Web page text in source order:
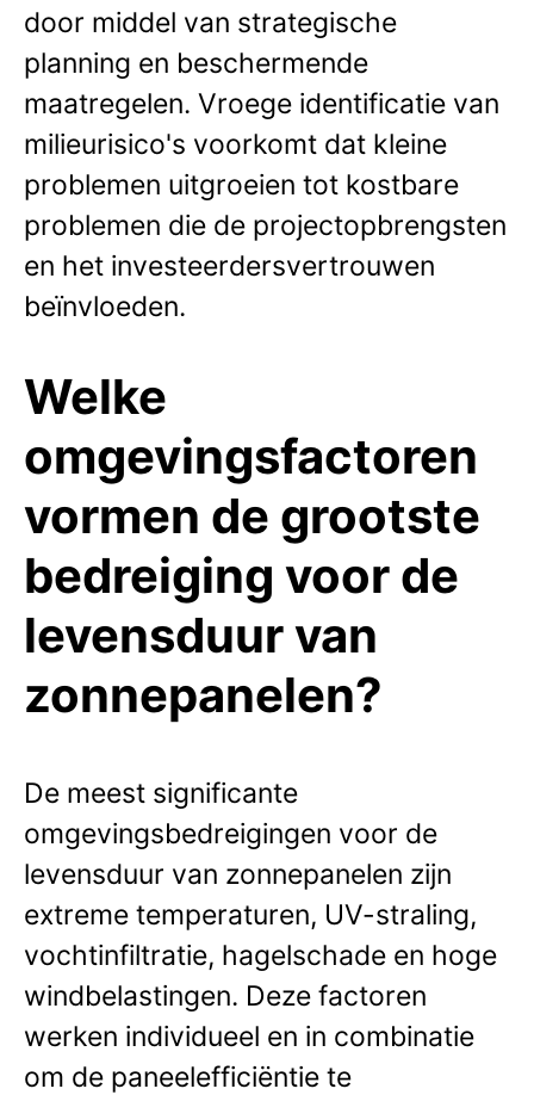
door middel van strategische
planning en beschermende
maatregelen. Vroege identificatie van
milieurisico's voorkomt dat kleine
problemen uitgroeien tot kostbare
problemen die de projectopbrengsten
en het investeerdersvertrouwen
beïnvloeden.
Welke
omgevingsfactoren
vormen de grootste
bedreiging voor de
levensduur van
zonnepanelen?
De meest significante
omgevingsbedreigingen voor de
levensduur van zonnepanelen zijn
extreme temperaturen, UV-straling,
vochtinfiltratie, hagelschade en hoge
windbelastingen. Deze factoren
werken individueel en in combinatie
om de paneelefficiëntie te